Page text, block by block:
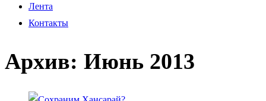
Лента
Контакты
Архив: Июнь 2013